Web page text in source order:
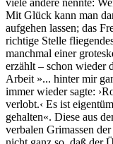
Mit Glück kann man
aufgehen lassen; das
richtige Stelle
manchmal einer
erzählt – schon wieder
Arbeit »... hinter mir
immer wieder sagte:
verlobt.‹ Es ist
gehalten«. Diese aus
verbalen Grimassen